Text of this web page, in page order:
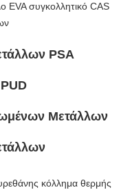
EVA συγκολλητικό CAS
PSA
Μετάλλων
κόλλημα θερμής